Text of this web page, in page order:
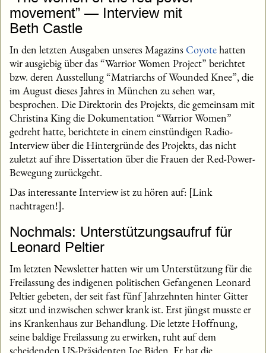
movement” — Interview mit
Beth Castle
In den letzten Ausgaben unseres MagazinsCoyotehatten
wir ausgiebig über das “Warrior Women Project” berichtet
bzw. deren Ausstellung “Matriarchs of Wounded Knee”, die
im August dieses Jahres in München zu sehen war,
besprochen. Die Direktorin des Projekts, die gemeinsam mit
Christina King die Dokumentation “Warrior Women”
gedreht hatte, berichtete in einem einstündigen Radio-
Interview über die Hintergründe des Projekts, das nicht
zuletzt auf ihre Dissertation über die Frauen der Red-Power-
Bewegung zurückgeht.
Das interessante Interview ist zu hören auf: [Link
nachtragen!].
Nochmals: Unterstützungsaufruf für
Leonard Peltier
Im letzten Newsletter hatten wir um Unterstützung für die
Freilassung des indigenen politischen Gefangenen Leonard
Peltier gebeten, der seit fast fünf Jahrzehnten hinter Gitter
sitzt und inzwischen schwer krank ist. Erst jüngst musste er
ins Krankenhaus zur Behandlung. Die letzte Hoffnung,
seine baldige Freilassung zu erwirken, ruht auf dem
scheidenden US-Präsidenten Joe Biden. Er hat die